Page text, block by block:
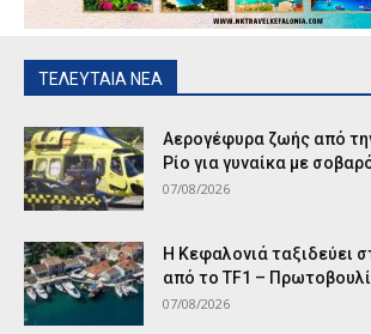
ΤΕΛΕΥΤΑΙΑ ΝΕΑ
Αερογέφυρα ζωής από
Ρίο για γυναίκα με
07/08/2026
Η Κεφαλονιά ταξιδεύει
από το TF1 –
07/08/2026